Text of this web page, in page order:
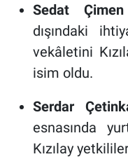
Sedat
dışındaki
vekâletini
isim oldu.
Serdar
esnasında
Kızılay